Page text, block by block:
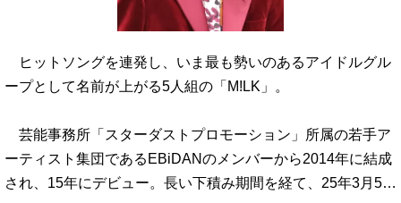
ヒットソングを連発し、いま最も勢いのあるアイドルグル
ープとして名前が上がる5人組の「M!LK」。
芸能事務所「スターダストプロモーション」所属の若手ア
ーティスト集団であるEBiDANのメンバーから2014年に結成
され、15年にデビュー。長い下積み期間を経て、25年3月5…